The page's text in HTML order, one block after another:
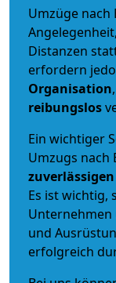
Umzüge nach
Distanzen
erfordern
Organisation
reibungslos
Ein wichtiger
Umzugs nach
zuverlässigen
Es ist wichtig,
und
erfolgreich